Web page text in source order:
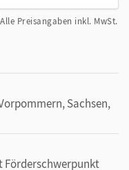
Alle Preisangaben inkl. MwSt.
Sachsen,
Förderschwerpunkt